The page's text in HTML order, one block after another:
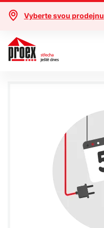
Vyberte svou prodejnu